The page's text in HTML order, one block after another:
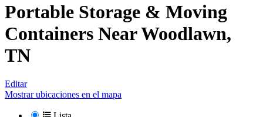
Portable Storage & Moving
Containers NearWoodlawn,
TN
Editar
Mostrar ubicaciones en el mapa